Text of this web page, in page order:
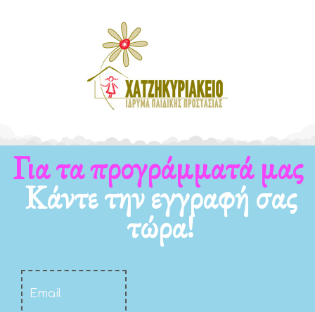
Για τα προγράμματά μας
Κάντε την εγγραφή σας
τώρα!